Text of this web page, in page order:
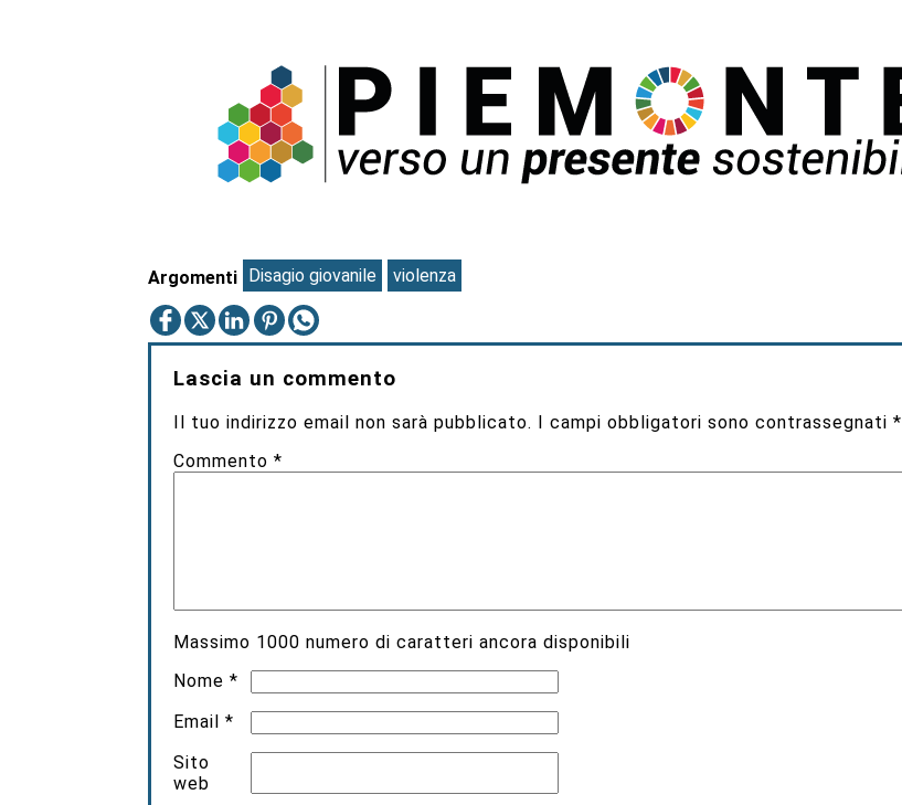
Argomenti Disagio giovanile violenza
Lascia un commento
Il tuo indirizzo email non sarà pubblicato. I campi obbligatori sono contrassegnati*
Commento*
Massimo 1000 numero di caratteri ancora disponibili
Nome*
Email*
Sito
web